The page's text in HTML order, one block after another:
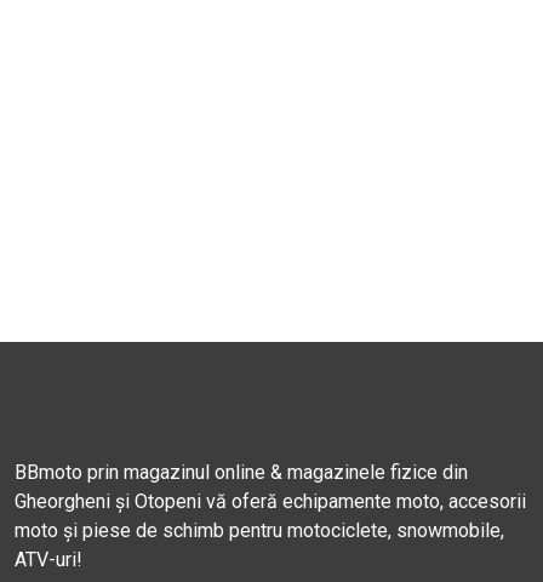
BBmoto prin magazinul online & magazinele fizice din
Gheorgheni și Otopeni vă oferă echipamente moto, accesorii
moto și piese de schimb pentru motociclete, snowmobile,
ATV-uri!